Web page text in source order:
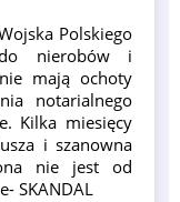
Polskiego
nierobów i
mają ochoty
notarialnego
Kilka miesięcy
i szanowna
nie jest od
SKANDAL